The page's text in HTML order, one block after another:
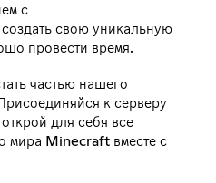
с
свою уникальную
провести время.
частью нашего
к серверу
для себя все
мира Minecraft вместе с